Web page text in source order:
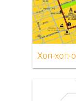
Хоп-хоп-